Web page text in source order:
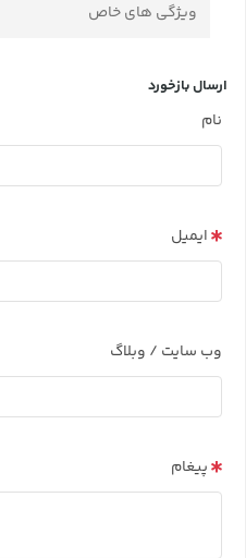
ویژگی های خاص
ارسال بازخورد
نام
ایمیل
وب سایت / وبلاگ
پیغام